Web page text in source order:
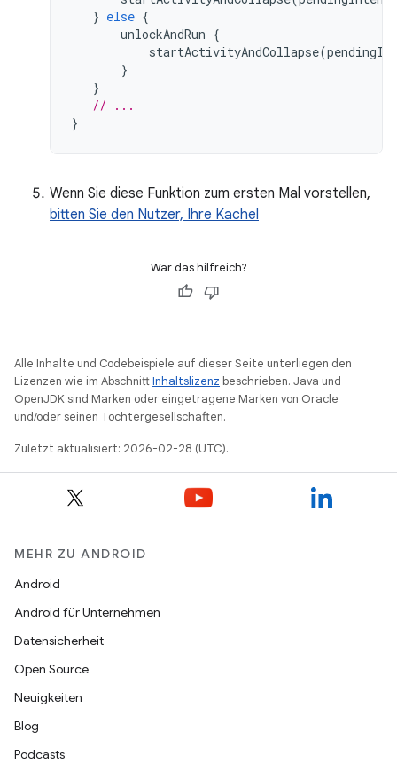
} else {
unlockAndRun {
startActivityAndCollapse(
}
}
// ...
}
Wenn Sie diese Funktion zum ersten Mal vorstellen,
bitten Sie den Nutzer, Ihre Kachel
War das hilfreich?
Alle Inhalte und Codebeispiele auf dieser Seite unterliegen den
Lizenzen wie im AbschnittInhaltslizenz beschrieben. Java und
OpenJDK sind Marken oder eingetragene Marken von Oracle
und/oder seinen Tochtergesellschaften.
Zuletzt aktualisiert: 2026-02-28 (UTC).
MEHR ZU ANDROID
Android
Android für Unternehmen
Datensicherheit
Open Source
Neuigkeiten
Blog
Podcasts